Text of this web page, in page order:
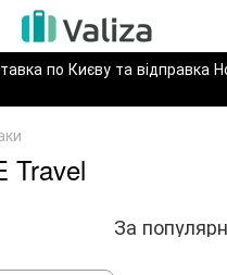
по Києву та відправка
Travel
За